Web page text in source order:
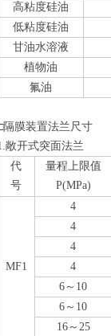
高粘度硅油
低粘度硅油
甘油水溶液
植物油
氟油
隔膜装置法兰尺寸
敞开式突面法兰
代
号
量程上限值
P(MPa)
MF1
4
4
4
4
6～10
6～10
16～25